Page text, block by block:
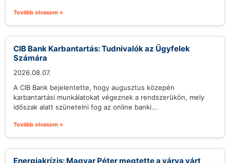
Tovább olvasom »
CIB Bank Karbantartás: Tudnivalók az Ügyfelek
Számára
2026.08.07.
A CIB Bank bejelentette, hogy augusztus közepén
karbantartási munkálatokat végeznek a rendszerükön, mely
időszak alatt szünetelni fog az online banki...
Tovább olvasom »
Energiakrízis: Magyar Péter megtette a várva várt